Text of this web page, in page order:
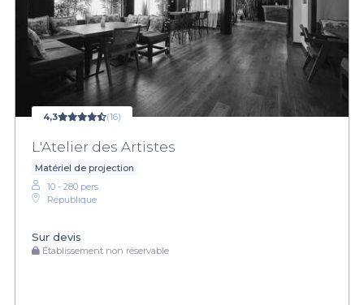
4,3 (16)
L'Atelier des Artistes
Matériel de projection
10 - 280 pers.
République
Sur devis
Établissement non réservable